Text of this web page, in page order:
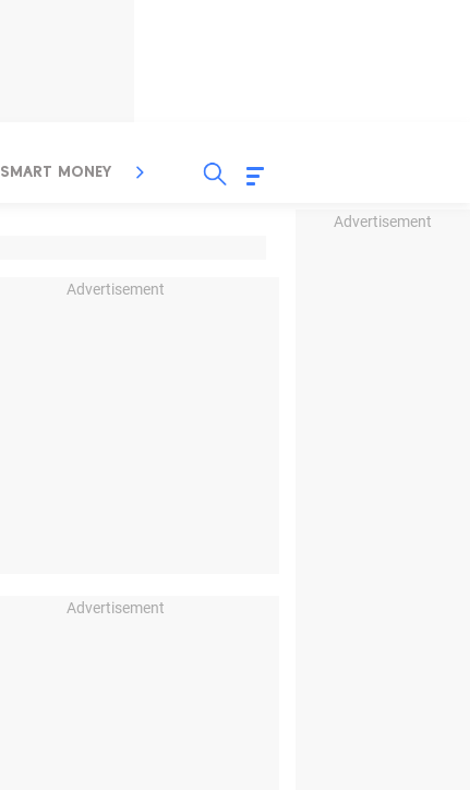
Advertisement
SMART MONEY INSPIRASI BISNIS
Advertisement
Advertisement